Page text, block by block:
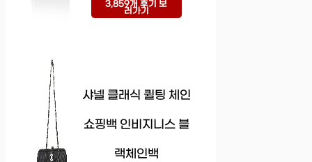
3,859개 후기 보
러가기
샤넬 클래식 퀼팅 체인
쇼핑백 인비지니스 블
랙체인백